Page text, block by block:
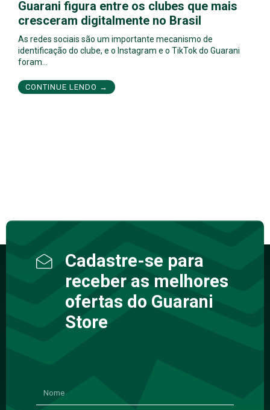
Guarani figura entre os clubes que mais
cresceram digitalmente no Brasil
As redes sociais são um importante mecanismo de
identificação do clube, e o Instagram e o TikTok do Guarani
foram…
CONTINUE LENDO →
Cadastre-se para
receber as melhores
ofertas do Guarani
Store